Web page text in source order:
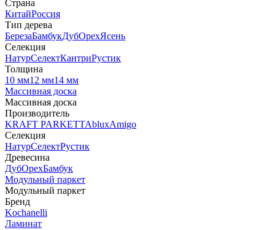
Страна
КитайРоссия
Тип дерева
БерезаБамбукДубОрехЯсень
Селекция
НатурСелектКантриРустик
Толщина
10 мм12 мм14 мм
Массивная доска
Массивная доска
Производитель
KRAFT PARKETTAbluxAmigo
Селекция
НатурСелектРустик
Древесина
ДубОрехБамбук
Модульный паркет
Модульный паркет
Бренд
Kochanelli
Ламинат